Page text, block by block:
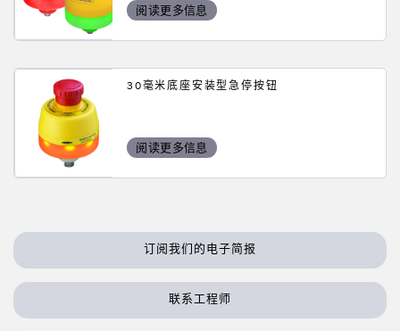
转换器
传感器GUI软件
邦纳测量传感器软件
技术
阅读更多信息
30毫米底座安装型急停按钮
阅读更多信息
订阅我们的电子简报
联系工程师